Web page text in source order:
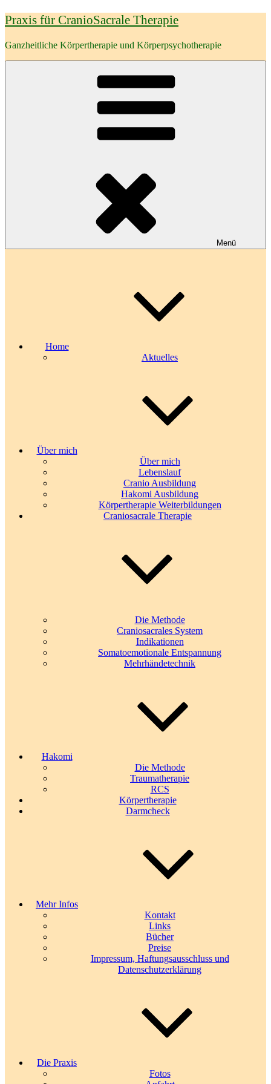
Zum
Inhalt
Praxis für CranioSacrale Therapie
Ganzheitliche Körpertherapie und Körperpsychotherapie
Menü
Home
Aktuelles
Über mich
Über mich
Lebenslauf
Cranio Ausbildung
Hakomi Ausbildung
Körpertherapie Weiterbildungen
Craniosacrale Therapie
Die Methode
Craniosacrales System
Indikationen
Somatoemotionale Entspannung
Mehrhändetechnik
Hakomi
Die Methode
Traumatherapie
RCS
Körpertherapie
Darmcheck
Mehr Infos
Kontakt
Links
Bücher
Preise
Impressum, Haftungsausschluss und
Datenschutzerklärung
Die Praxis
Fotos